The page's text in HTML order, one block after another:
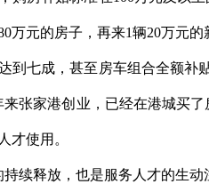
元的房子，再来1辆20万元的
到七成，甚至房车组合全额补
张家港创业，已经在港城买
才使用。
续释放，也是服务人才的生动